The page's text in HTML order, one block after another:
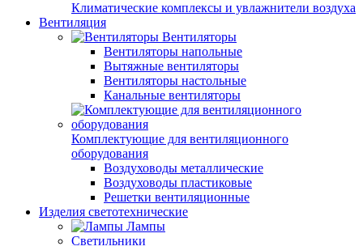
Климатические комплексы и увлажнители воздуха
Вентиляция
Вентиляторы
Вентиляторы напольные
Вытяжные вентиляторы
Вентиляторы настольные
Канальные вентиляторы
Комплектующие для вентиляционного
оборудования
Воздуховоды металлические
Воздуховоды пластиковые
Решетки вентиляционные
Изделия светотехнические
Лампы
Светильники